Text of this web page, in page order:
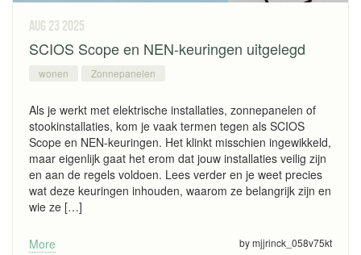
aug 23 2025
SCIOS Scope en NEN-keuringen uitgelegd
wonen Zonnepanelen
Als je werkt met elektrische installaties, zonnepanelen of
stookinstallaties, kom je vaak termen tegen als SCIOS
Scope en NEN-keuringen. Het klinkt misschien ingewikkeld,
maar eigenlijk gaat het erom dat jouw installaties veilig zijn
en aan de regels voldoen. Lees verder en je weet precies
wat deze keuringen inhouden, waarom ze belangrijk zijn en
wie ze […]
More by mjjrinck_058v75kt